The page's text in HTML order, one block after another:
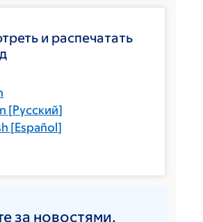
и распечатать
[Русский]
[Español]
за новостями.